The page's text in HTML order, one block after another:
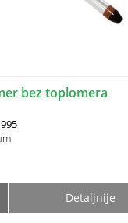
bez toplomera
Detaljnije